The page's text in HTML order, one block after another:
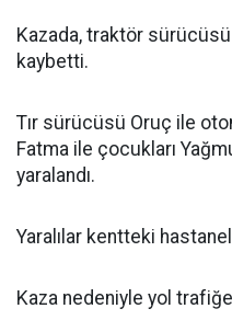
Kazada, traktör sürücüsü
kaybetti.
Tır sürücüsü Oruç ile
Fatma ile çocukları
yaralandı.
Yaralılar kentteki
Kaza nedeniyle yol trafiğe